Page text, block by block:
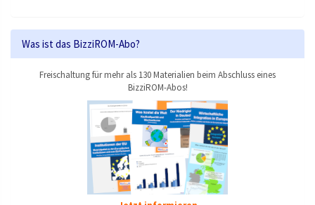
Was ist das BizziROM-Abo?
Freischaltung für mehr als 130 Materialien beim Abschluss eines
BizziROM-Abos!